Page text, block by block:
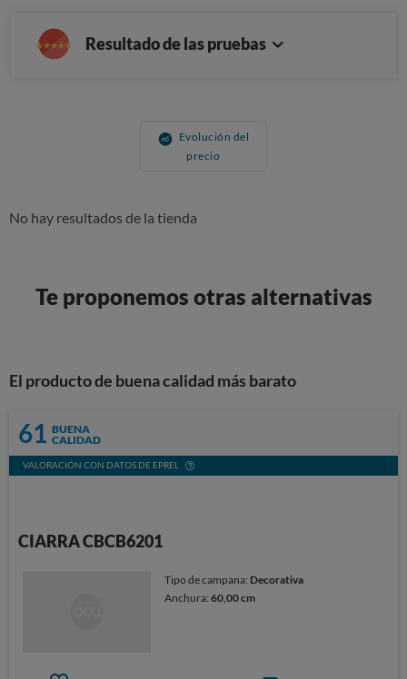
Resultado de las pruebas
Evolución del
precio
No hay resultados de la tienda
Te proponemos otras alternativas
El producto de buena calidad más barato
61 BUENA
CALIDAD
VALORACIÓN CON DATOS DE EPREL
CIARRA CBCB6201
Tipo de campana: Decorativa
Anchura:60,00 cm